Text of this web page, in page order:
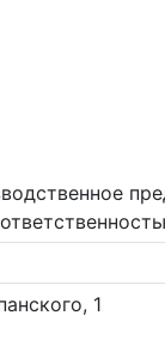
1